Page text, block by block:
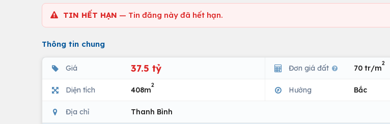
TIN HẾT HẠN — Tin đăng này đã hết hạn.
Thông tin chung
Giá 37.5 tỷ Đơn giá đất 70 tr/m
2
Diện tích 408m
2
Hướng Bắc
Địa chỉ Thanh Bình